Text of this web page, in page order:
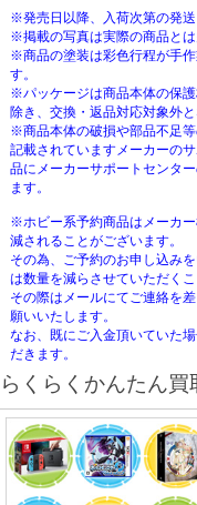
※発売日以降、入荷次第の発送
※掲載の写真は実際の商品とは
※商品の塗装は彩色行程が手
す。
※パッケージは商品本体の保
除き、交換・返品対応対象外
※商品本体の破損や部品不足
記載されていますメーカーの
品にメーカーサポートセンタ
ます。
※ホビー系予約商品はメーカ
減されることがございます。
その為、ご予約のお申し込み
は数量を減らさせていただくこ
その際はメールにてご連絡を
願いいたします。
なお、既にご入金頂いていた
だきます。
らくらくかんたん買